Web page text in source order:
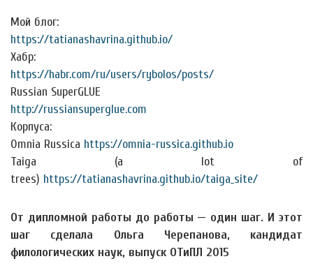
Мой блог:
https://tatianashavrina.github.io/
Хабр:
https://habr.com/ru/users/rybolos/posts/
Russian SuperGLUE
http://russiansuperglue.com
Корпуса:
Omnia Russica https://omnia-russica.github.io
Taiga (a lot of
trees) https://tatianashavrina.github.io/taiga_site/
От дипломной работы до работы — один шаг. И этот
шаг сделала Ольга Черепанова, кандидат
филологических наук, выпуск ОТиПЛ 2015